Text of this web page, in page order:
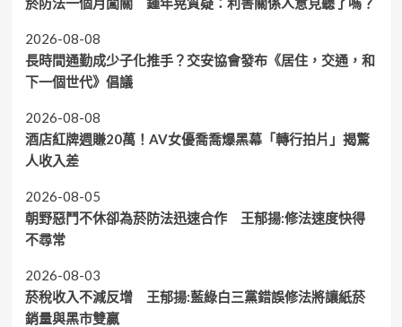
2026-08-08
長時間通勤成少子化推手？交安協會發布《居住，交通，和
下一個世代》倡議
2026-08-08
酒店紅牌週賺20萬！AV女優喬喬爆黑幕「轉行拍片」揭驚
人收入差
2026-08-05
朝野惡鬥不休卻為菸防法迅速合作 王郁揚:修法速度快得
不尋常
2026-08-03
菸稅收入不減反增 王郁揚:藍綠白三黨錯誤修法將讓紙菸
銷量與黑市雙贏